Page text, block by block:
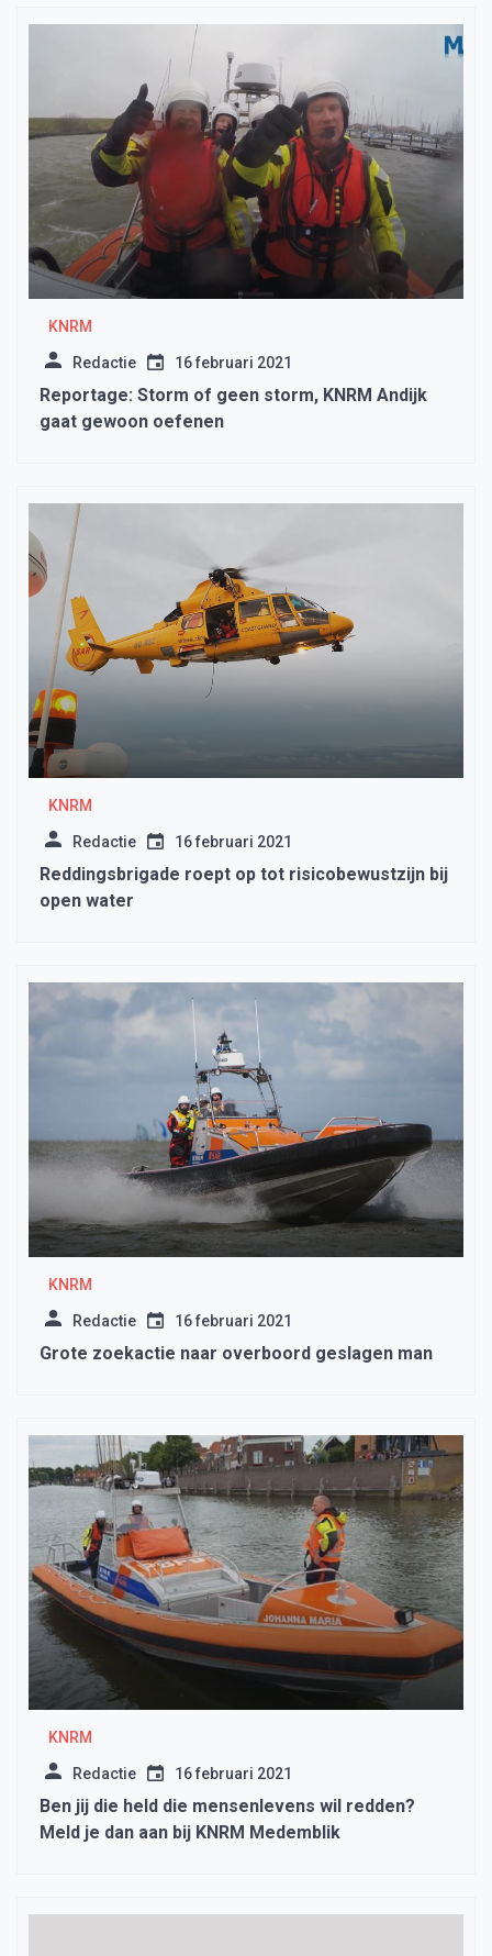
KNRM
Redactie 16 februari 2021
Reportage: Storm of geen storm, KNRM Andijk
gaat gewoon oefenen
KNRM
Redactie 16 februari 2021
Reddingsbrigade roept op tot risicobewustzijn bij
open water
KNRM
Redactie 16 februari 2021
Grote zoekactie naar overboord geslagen man
KNRM
Redactie 16 februari 2021
Ben jij die held die mensenlevens wil redden?
Meld je dan aan bij KNRM Medemblik